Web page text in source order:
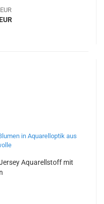
Aquarellstoff mit